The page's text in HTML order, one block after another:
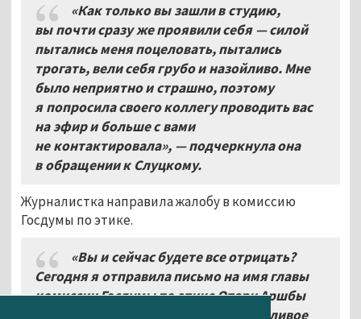
«Как только вы зашли в студию,
вы почти сразу же проявили себя — силой
пытались меня поцеловать, пытались
трогать, вели себя грубо и назойливо. Мне
было неприятно и страшно, поэтому
я попросила своего коллегу проводить вас
на эфир и больше с вами
не контактировала», — подчеркнула она
в обращении к Слуцкому.
Журналистка направила жалобу в комиссию
Госдумы по этике.
«Вы и сейчас будете все отрицать?
Сегодня я отправила письмо на имя главы
комиссии Госдумы по этике Отари Аршбы
и надеюсь, что вы понесёте справедливое